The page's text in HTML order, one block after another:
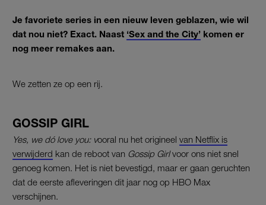
Je favoriete series in een nieuw leven geblazen, wie wil
dat nou niet? Exact. Naast ‘Sex and the City’ komen er
nog meer remakes aan.
We zetten ze op een rij.
GOSSIP GIRL
Yes, we dó love you: vooral nu het origineel van Netflix is
verwijderd kan de reboot van Gossip Girlvoor ons niet snel
genoeg komen. Het is niet bevestigd, maar er gaan geruchten
dat de eerste afleveringen dit jaar nog op HBO Max
verschijnen.